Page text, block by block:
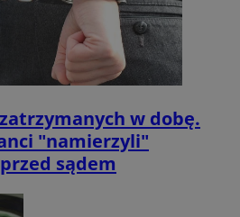
w dobę.
"namierzyli"
sądem